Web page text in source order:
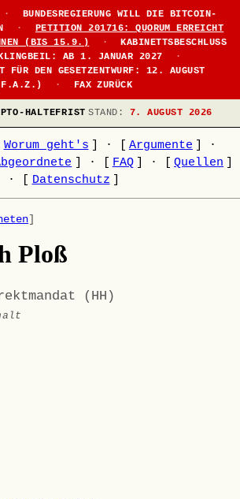
·
BUNDESREGIERUNG WILL DIE BITCOIN-
·
PETITION 201716: QUORUM ERREICHT
(BIS 15.9.)
·
KABINETTSBESCHLUSS
AB 1. JANUAR 2027
·
FÜR DEN GESETZENTWURF: 12. AUGUST
· FAX ZURÜCK
HALTEFRIST STAND: 7. AUGUST 2026
Worum geht's · Argumente
·
· FAQ · Quellen
·
Datenschutz
]
Ploß
(HH)